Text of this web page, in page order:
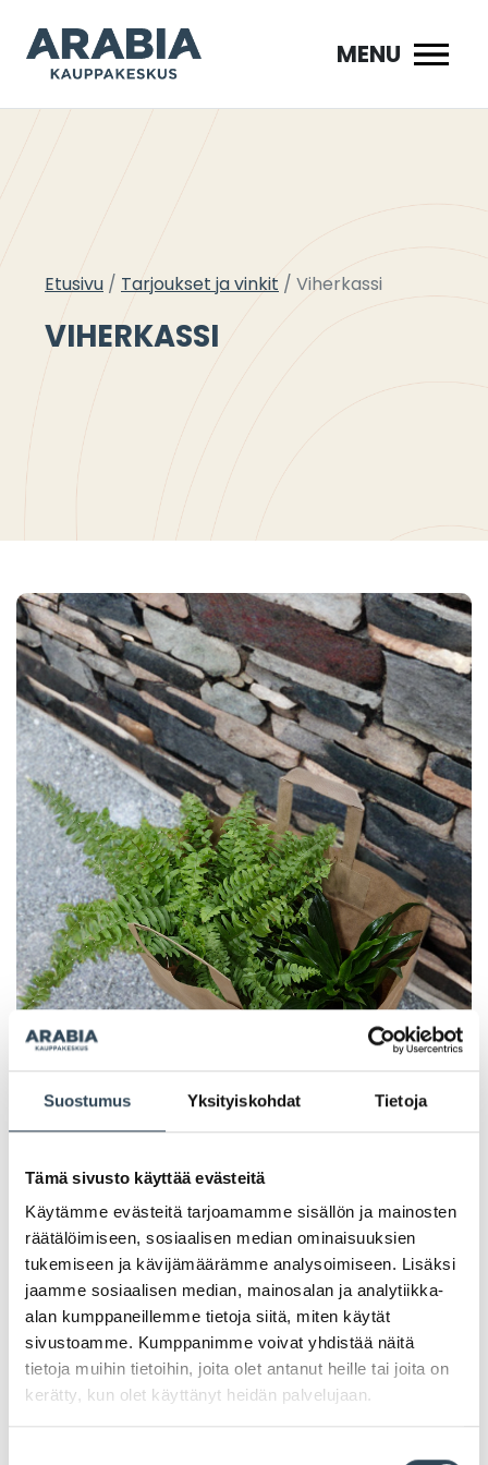
Suostumus Yksityiskohdat Tietoja
Tämä sivusto käyttää evästeitä
Käytämme evästeitä tarjoamamme sisällön ja mainosten
räätälöimiseen, sosiaalisen median ominaisuuksien
tukemiseen ja kävijämäärämme analysoimiseen. Lisäksi
jaamme sosiaalisen median, mainosalan ja analytiikka-
alan kumppaneillemme tietoja siitä, miten käytät
sivustoamme. Kumppanimme voivat yhdistää näitä
tietoja muihin tietoihin, joita olet antanut heille tai joita on
kerätty, kun olet käyttänyt heidän palvelujaan.
sisältöön
MENU
Etusivu Tarjoukset ja vinkit Viherkassi
VIHERKASSI
PAHOITTELUT, TARJOUS EI OLE ENÄÄ VOIMASSA